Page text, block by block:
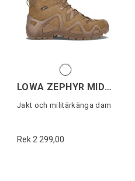
LOWA ZEPHYR MID TF WS
Jakt och militärkänga dam
Rek 2 299,00